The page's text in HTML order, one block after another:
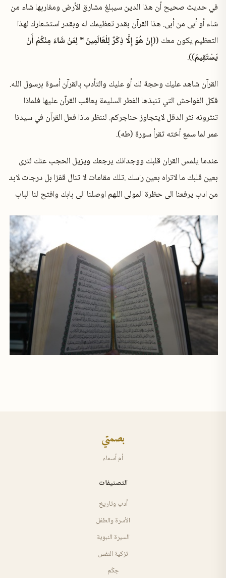
في حديث صحيح أن هذا الدين سيبلغ مشارق الأرض ومغاربها شاء من
شاء أو أبى من أبى. هذا القرآن بقدر تعظيمك له وبقدر استشعارك لهذا
التعظيم يكون معك ((إِنْ هُوَ إِلَّا ذِكْرٌ لِلْعَالَمِينَ * لِمَنْ شَاءَ مِنْكُمْ أَنْ
يَسْتَقِيمَ)).
القرآن شاهد عليك وحجة لك أو عليك والتأدب بالقرآن أسوة برسول الله.
فكل الفواحش التي تنبذها الفطر السليمة يعاقب القرآن عليها فلماذا
تنثرونه نثر الدقل لايتجاوز حناجركم. لننظر ماذا فعل القرآن في سيدنا
عمر لما سمع أخته تقرأ سورة (طه).
عندما يلمس القران قلبك ووجدانك يرجعك ويزيل الحجب عنك لترى
بعين قلبك ما لاتراه بعين راسك .تلك مقامات لا تنال قفزا بل درجات لابد
من ادب يرفعنا الى حظرة المولى اللهم اوصلنا الى بابك وافتح لنا الباب
بصمتي
أم أسماء
التصنيفات
أدب وتاريخ
الأسرة والطفل
السيرة النبوية
تزكية النفس
حِكَم